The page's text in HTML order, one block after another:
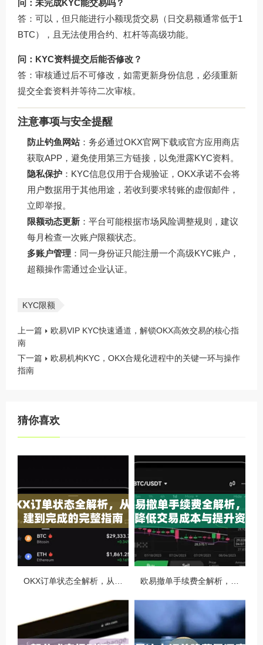
问：未完成KYC能交易吗？
答：可以，但只能进行小额现货交易（日交易额通常低于1
BTC），且无法使用合约、杠杆等高级功能。
问：KYC资料提交后能否修改？
答：审核通过后不可修改，如需更新身份信息，必须重新
提交全套资料并等待二次审核。
注意事项与安全提醒
防止钓鱼网站：务必通过OKX官网下载或官方应用商店
获取APP，避免使用第三方链接，以免泄露KYC资料。
隐私保护 ：KYC信息仅用于合规验证，OKX承诺不会将
用户数据用于其他用途，若收到要求转账的虚假邮件，
立即举报。
限额动态更新 ：平台可能根据市场风险调整规则，建议
每月检查一次账户限额状态。
多账户管理 ：同一身份证只能注册一个高级KYC账户，
超额操作需通过企业认证。
KYC限额
上一篇
欧易VIP KYC快速通道，解锁OKX高效交易的核心指
南
下一篇
欧易机构KYC，OKX合规化进程中的关键一环与操作
指南
猜你喜欢